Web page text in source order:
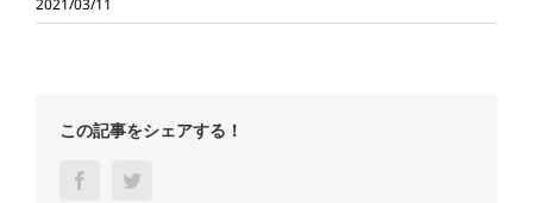
2021/03/11
この記事をシェアする！
Facebook